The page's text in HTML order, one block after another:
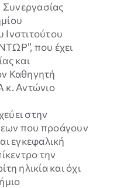
που έχει
και
Καθηγητή
κ. Αντώνιο
στην
που προάγουν
εγκεφαλική
την
ηλικία και όχι
Απαραίτητα
Τα
συγκεκριμένα
cookies δεν
είναι
προαιρετικά.
Είναι
την σωστή
λειτουργία
της
ιστοσελίδας.